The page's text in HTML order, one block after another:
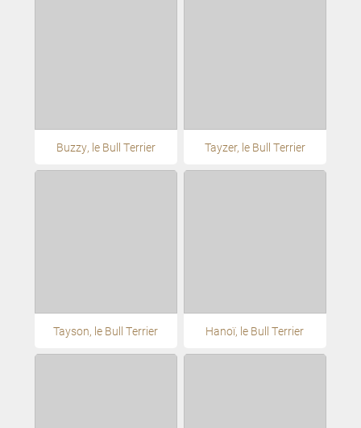
Buzzy, le Bull Terrier Tayzer, le Bull Terrier
Tayson, le Bull Terrier Hanoï, le Bull Terrier